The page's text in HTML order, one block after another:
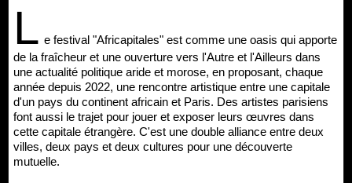
L e festival "Africapitales" est comme une oasis qui apporte
de la fraîcheur et une ouverture vers l'Autre et l'Ailleurs dans
une actualité politique aride et morose, en proposant, chaque
année depuis 2022, une rencontre artistique entre une capitale
d'un pays du continent africain et Paris. Des artistes parisiens
font aussi le trajet pour jouer et exposer leurs œuvres dans
cette capitale étrangère. C'est une double alliance entre deux
villes, deux pays et deux cultures pour une découverte
mutuelle.